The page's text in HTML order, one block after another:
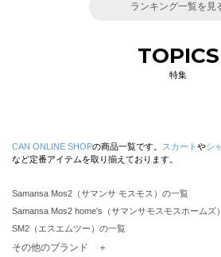
ランキング一覧を見
TOPICS
特集
CAN ONLINE SHOPの商品一覧です。 スカート やシ
など定番アイテムを取り揃えております。
Samansa Mos2（サマンサ モスモス）の一覧
Samansa Mos2 home's（サマンサモスモスホームズ
SM2（エスエムツー）の一覧
TSUHARU by Samansa Mos2（ツハルバイサマンサ
その他のブランド ＋